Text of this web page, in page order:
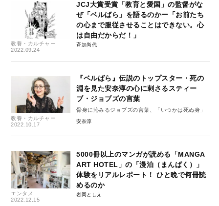
教養・カルチャー
2022.09.24
JCJ大賞受賞「教育と愛国」の監督がな
ぜ「ベルばら」を語るのかー「お前たち
の心まで服従させることはできない。心
は自由だからだ！」
斉加尚代
教養・カルチャー
2022.10.17
『ベルばら』伝説のトップスター・死の
淵を見た安奈淳の心に刺さるスティー
ブ・ジョブズの言葉
骨身に沁みるジョブズの言葉、「いつかは死ぬ身」
安奈淳
エンタメ
2022.12.15
5000冊以上のマンガが読める「MANGA
ART HOTEL」の「漫泊（まんぱく）」
体験をリアルレポート！ ひと晩で何冊読
めるのか
岩岡としえ